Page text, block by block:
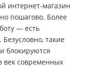
интернет-магазин
пошагово. Более
— есть
такие
блокируются
век современных